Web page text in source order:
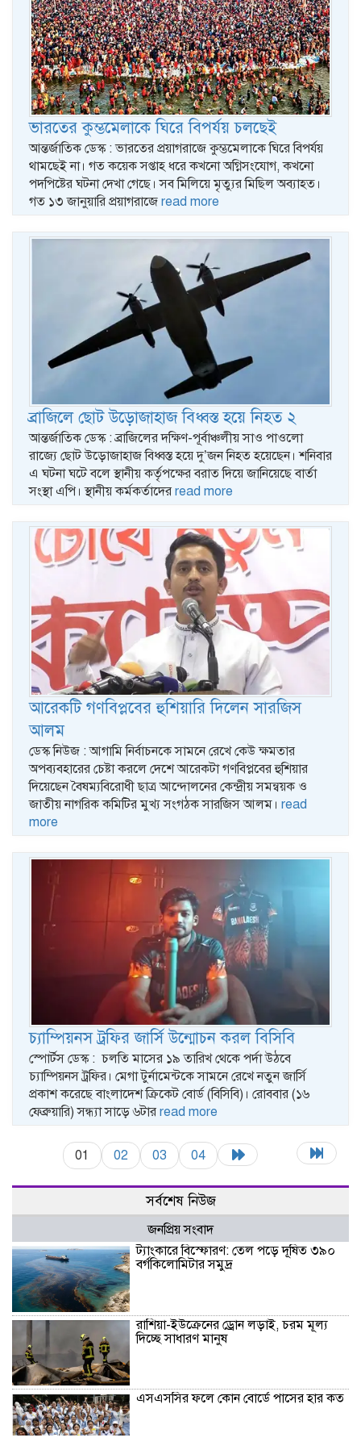
ভারতের কুম্ভমেলাকে ঘিরে বিপর্যয় চলছেই
আন্তর্জাতিক ডেস্ক : ভারতের প্রয়াগরাজে কুম্ভমেলাকে ঘিরে বিপর্যয়
থামছেই না। গত কয়েক সপ্তাহ ধরে কখনো অগ্নিসংযোগ, কখনো
পদপিষ্টের ঘটনা দেখা গেছে। সব মিলিয়ে মৃত্যুর মিছিল অব্যাহত।
গত ১৩ জানুয়ারি প্রয়াগরাজে read more
ব্রাজিলে ছোট উড়োজাহাজ বিধ্বস্ত হয়ে নিহত ২
আন্তর্জাতিক ডেস্ক : ব্রাজিলের দক্ষিণ-পূর্বাঞ্চলীয় সাও পাওলো
রাজ্যে ছোট উড়োজাহাজ বিধ্বস্ত হয়ে দু’জন নিহত হয়েছেন। শনিবার
এ ঘটনা ঘটে বলে স্থানীয় কর্তৃপক্ষের বরাত দিয়ে জানিয়েছে বার্তা
সংস্থা এপি। স্থানীয় কর্মকর্তাদের read more
আরেকটি গণবিপ্লবের হুশিয়ারি দিলেন সারজিস
আলম
ডেস্ক নিউজ : আগামি নির্বাচনকে সামনে রেখে কেউ ক্ষমতার
অপব্যবহারের চেষ্টা করলে দেশে আরেকটা গণবিপ্লবের হুশিয়ার
দিয়েছেন বৈষম্যবিরোধী ছাত্র আন্দোলনের কেন্দ্রীয় সমন্বয়ক ও
জাতীয় নাগরিক কমিটির মুখ্য সংগঠক সারজিস আলম। read
more
চ্যাম্পিয়নস ট্রফির জার্সি উন্মোচন করল বিসিবি
স্পোর্টস ডেস্ক : চলতি মাসের ১৯ তারিখ থেকে পর্দা উঠবে
চ্যাম্পিয়নস ট্রফির। মেগা টুর্নামেন্টকে সামনে রেখে নতুন জার্সি
প্রকাশ করেছে বাংলাদেশ ক্রিকেট বোর্ড (বিসিবি)। রোববার (১৬
ফেব্রুয়ারি) সন্ধ্যা সাড়ে ৬টার read more
01 02 03 04
সর্বশেষ নিউজ
জনপ্রিয় সংবাদ
ট্যাংকারে বিস্ফোরণ: তেল পড়ে দূষিত ৩৯০
বর্গকিলোমিটার সমুদ্র
রাশিয়া-ইউক্রেনের ড্রোন লড়াই, চরম মূল্য
দিচ্ছে সাধারণ মানুষ
এসএসসির ফলে কোন বোর্ডে পাসের হার কত